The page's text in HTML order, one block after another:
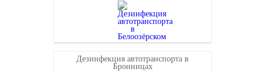
Дезинфекция автотранспорта в
Бронницах